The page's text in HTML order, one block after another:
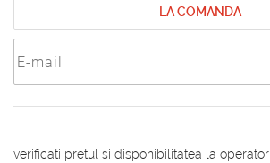
LA COMANDA
verificati pretul si disponibilitatea la operator